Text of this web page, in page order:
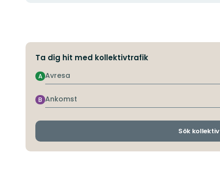
Ta dig hit med kollektivtrafik
Avresa
A
Ankomst
B
Sök